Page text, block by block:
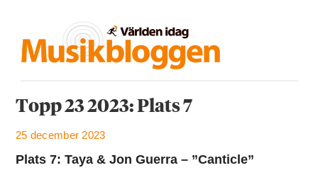
Topp 23 2023: Plats 7
25 december 2023
Plats 7: Taya & Jon Guerra – ”Canticle”